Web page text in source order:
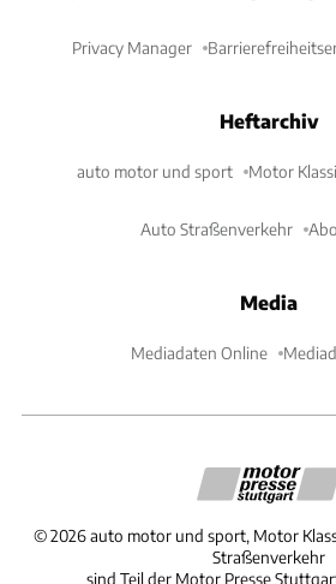
Privacy Manager
Heftarchiv
auto motor und sport Motor
Auto Straßenverkehr
Media
Mediadaten Online
©2026 auto motor und sport, Motor
Straßenverkehr
sind Teil der Motor Presse